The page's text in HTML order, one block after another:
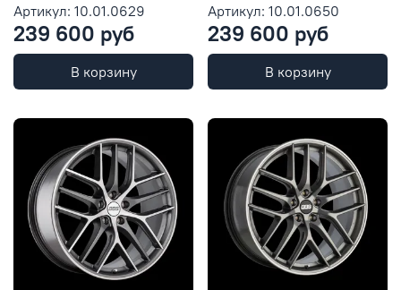
Артикул: 10.01.0629
239 600 руб
В корзину
Артикул: 10.01.0650
239 600 руб
В корзину